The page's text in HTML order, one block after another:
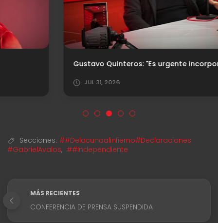
Gustavo Quinteros: "Es urgente incorporar un jugador"
Secciones: ##Delacunaalinfierno#Declaraciones
#GabrielAvalos, ##Independiente
MÁS RECIENTES
CONFERENCIA DE PRENSA SUSPENDIDA